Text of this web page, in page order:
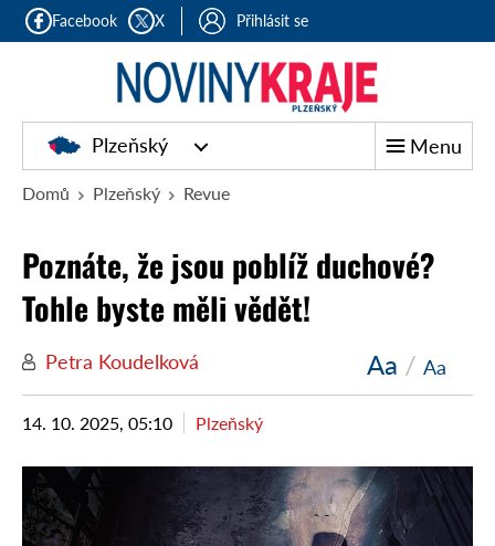
Facebook X Přihlásit se
Plzeňský Menu
Domů Plzeňský Revue
Poznáte, že jsou poblíž duchové?
Tohle byste měli vědět!
Petra Koudelková Aa / Aa
14. 10. 2025, 05:10 Plzeňský